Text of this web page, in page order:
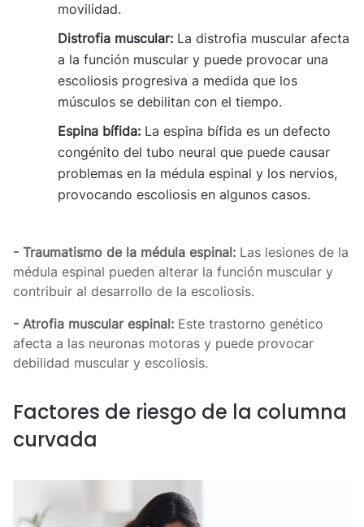
movilidad.
Distrofia muscular: La distrofia muscular afecta
a la función muscular y puede provocar una
escoliosis progresiva a medida que los
músculos se debilitan con el tiempo.
Espina bífida: La espina bífida es un defecto
congénito del tubo neural que puede causar
problemas en la médula espinal y los nervios,
provocando escoliosis en algunos casos.
- Traumatismo de la médula espinal: Las lesiones de la
médula espinal pueden alterar la función muscular y
contribuir al desarrollo de la escoliosis.
- Atrofia muscular espinal: Este trastorno genético
afecta a las neuronas motoras y puede provocar
debilidad muscular y escoliosis.
Factores de riesgo de la columna
curvada